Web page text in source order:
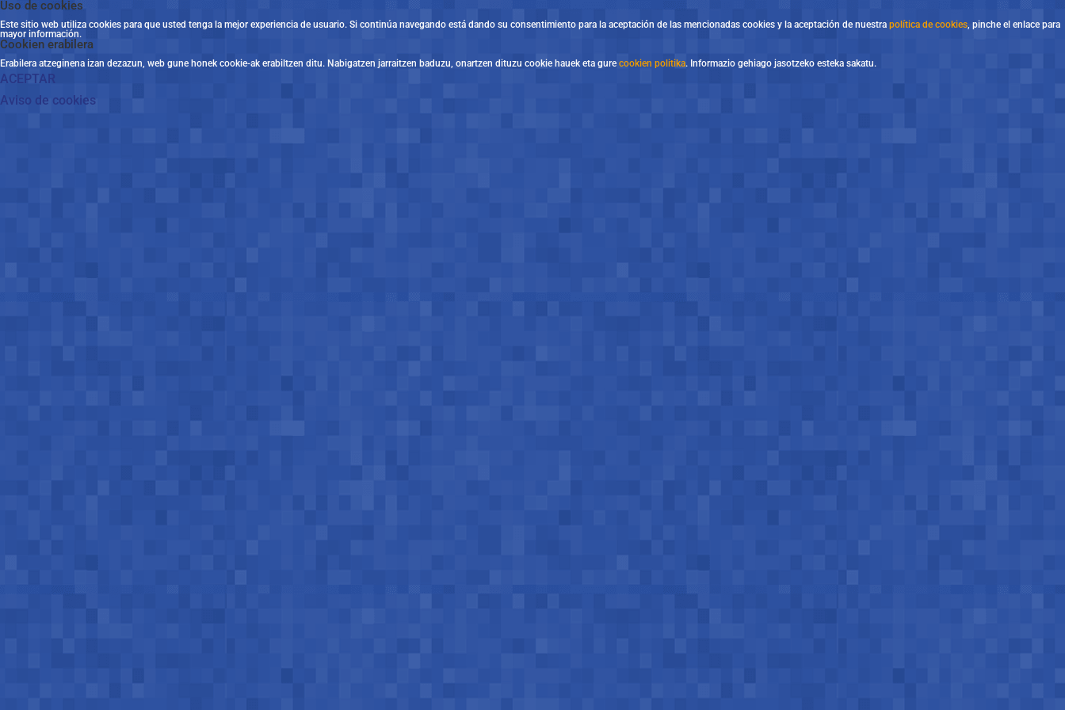
Uso de cookies
Este sitio web utiliza cookies para que usted tenga la mejor experiencia de usuario. Si continúa navegando está dando su consentimiento para la aceptación de las mencionadas cookies y la aceptación de nuestra política de cookies, pinche el enlace para
mayor información.
Cookien erabilera
Erabilera atzeginena izan dezazun, web gune honek cookie-ak erabiltzen ditu. Nabigatzen jarraitzen baduzu, onartzen dituzu cookie hauek eta gure cookien politika. Informazio gehiago jasotzeko esteka sakatu.
ACEPTAR
Aviso de cookies